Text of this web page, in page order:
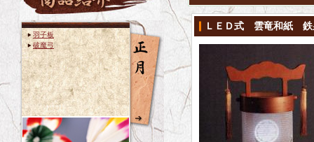
羽子板
破魔弓
ＬＥＤ式 雲竜和紙 鉄